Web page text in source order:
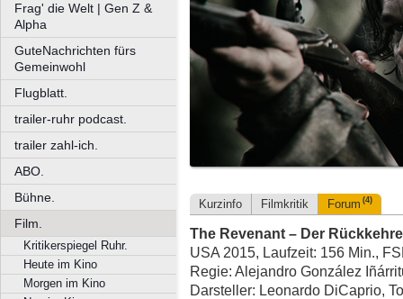
Frag' die Welt | Gen Z &
Alpha
GuteNachrichten fürs
Gemeinwohl
Flugblatt.
trailer-ruhr podcast.
trailer zahl-ich.
ABO.
Bühne.
Film.
Kritikerspiegel Ruhr.
Heute im Kino
Morgen im Kino
Kurzinfo Filmkritik Forum (4)
The Revenant – Der
USA 2015, Laufzeit: 156 Min.,
Regie: Alejandro González
Darsteller: Leonardo DiCaprio,